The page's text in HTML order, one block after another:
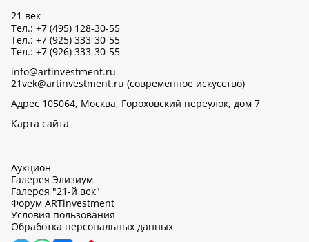
21 век
Тел.: +7 (495) 128-30-55
Тел.: +7 (925) 333-30-55
Тел.: +7 (926) 333-30-55
info@artinvestment.ru
21vek@artinvestment.ru (современное искусство)
Адрес 105064, Москва, Гороховский переулок, дом 7
Карта сайта
Аукцион
Галерея Элизиум
Галерея "21-й век"
Форум ARTinvestment
Условия пользования
Обработка персональных данных